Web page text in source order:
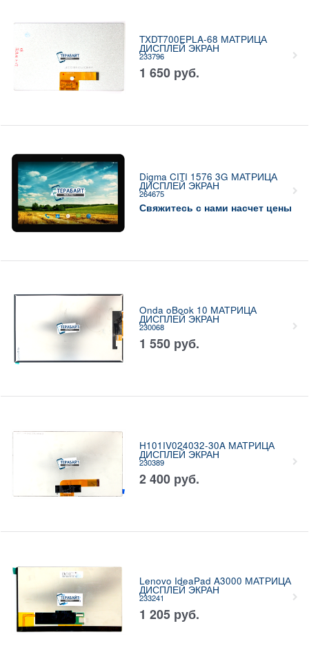
TXDT700EPLA-68 МАТРИЦА
ДИСПЛЕЙ ЭКРАН
233796
1 650 руб.
Digma CITI 1576 3G МАТРИЦА
ДИСПЛЕЙ ЭКРАН
264675
Свяжитесь с нами насчет цены
Onda oBook 10 МАТРИЦА
ДИСПЛЕЙ ЭКРАН
230068
1 550 руб.
H101IV024032-30A МАТРИЦА
ДИСПЛЕЙ ЭКРАН
230389
2 400 руб.
Lenovo IdeaPad A3000 МАТРИЦА
ДИСПЛЕЙ ЭКРАН
233241
1 205 руб.